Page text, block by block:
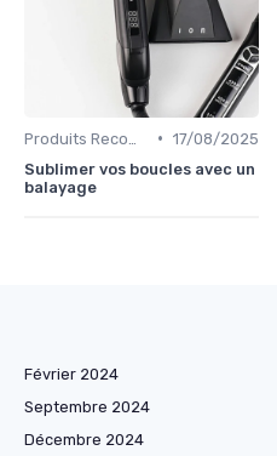
• 17/08/2025
Sublimer vos boucles avec un
balayage
Février 2024
Septembre 2024
Décembre 2024